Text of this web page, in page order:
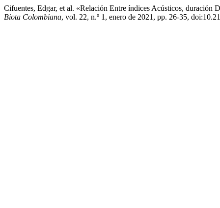
Cifuentes, Edgar, et al. «Relación Entre índices Acústicos, duración
Biota Colombiana, vol. 22, n.º 1, enero de 2021, pp. 26-35,